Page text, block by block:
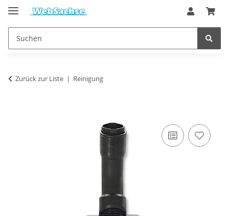
Zurück zur Liste Reinigung